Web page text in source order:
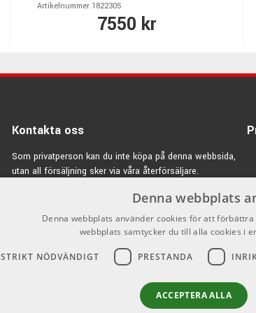
Artikelnummer 1822305
7550 kr
Kontakta oss
Som privatperson kan du inte köpa på denna webbsida,
utan all försäljning sker via våra återförsäljare.
Denna webbplats
Denna webbplats använder cookies för att
webbplats samtycker du till alla cookies i
STRIKT NÖDVÄNDIGT PRESTANDA
ACCEPTERA ALLA